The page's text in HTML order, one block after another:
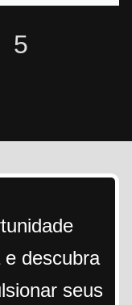
5
e descubra
seus